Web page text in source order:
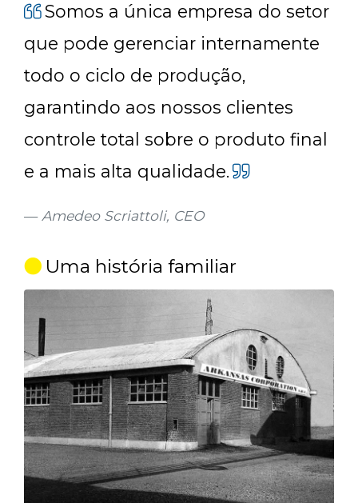
Somos a única empresa do setor
que pode gerenciar internamente
todo o ciclo de produção,
garantindo aos nossos clientes
controle total sobre o produto final
e a mais alta qualidade.
Amedeo Scriattoli, CEO
Uma história familiar